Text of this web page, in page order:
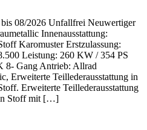
bis 08/2026 Unfallfrei Neuwertiger
Innenausstattung:
Karomuster Erstzulassung:
Leistung: 260 KW / 354 PS
8- Gang Antrieb: Allrad
Erweiterte Teillederausstattung in
Erweiterte Teillederausstattung
Stoff mit […]